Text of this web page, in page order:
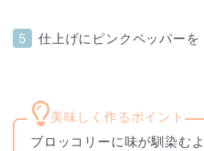
仕上げにピンクペッパーを
ブロッコリーに味が馴染む